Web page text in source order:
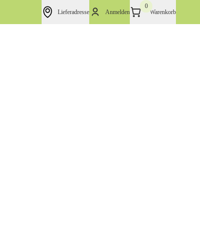
Lieferadresse Anmelden
0
Warenkorb